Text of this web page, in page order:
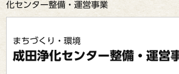
化センター整備・運営事業
まちづくり・環境
成田浄化センター整備・運営